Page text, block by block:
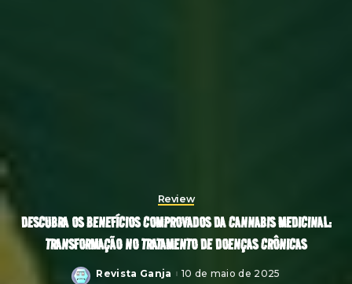
Review
DESCUBRA OS BENEFÍCIOS COMPROVADOS DA CANNABIS MEDICINAL:
TRANSFORMAÇÃO NO TRATAMENTO DE DOENÇAS CRÔNICAS
Posted
Revista Ganja 10 de maio de 2025